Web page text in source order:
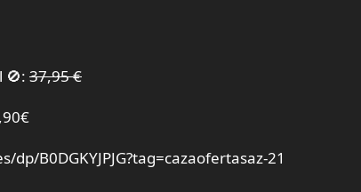
🚫: 37,95 €
B0DGKYJPJG?tag=cazaofertasaz-21